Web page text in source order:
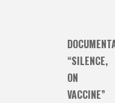
“SILENCE,
ON
VACCINE”